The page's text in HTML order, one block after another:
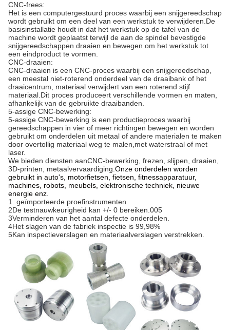
CNC-frees:
Het is een computergestuurd proces waarbij een snijgereedschap
wordt gebruikt om een deel van een werkstuk te verwijderen.De
basisinstallatie houdt in dat het werkstuk op de tafel van de
machine wordt geplaatst terwijl de aan de spindel bevestigde
snijgereedschappen draaien en bewegen om het werkstuk tot
een eindproduct te vormen.
CNC-draaien:
CNC-draaien is een CNC-proces waarbij een snijgereedschap,
een meestal niet-roterend onderdeel van de draaibank of het
draaicentrum, materiaal verwijdert van een roterend stijf
materiaal.Dit proces produceert verschillende vormen en maten,
afhankelijk van de gebruikte draaibanden.
5-assige CNC-bewerking:
5-assige CNC-bewerking is een productieproces waarbij
gereedschappen in vier of meer richtingen bewegen en worden
gebruikt om onderdelen uit metaal of andere materialen te maken
door overtollig materiaal weg te malen,met waterstraal of met
laser.
We bieden diensten aanCNC-bewerking, frezen, slijpen, draaien,
3D-printen, metaalvervaardiging.Onze onderdelen worden
gebruikt in auto's, motorfietsen, fietsen, fitnessapparatuur,
machines, robots, meubels, elektronische techniek, nieuwe
energie enz.
1. geïmporteerde proefinstrumenten
2De testnauwkeurigheid kan +/- 0 bereiken.005
3Verminderen van het aantal defecte onderdelen.
4Het slagen van de fabriek inspectie is 99,98%
5Kan inspectieverslagen en materiaalverslagen verstrekken.